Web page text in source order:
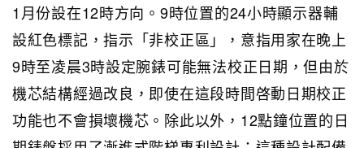
1月份設在12時方向。9時位置的24小時顯示器輔
設紅色標記，指示「非校正區」，意指用家在晚上
9時至凌晨3時設定腕錶可能無法校正日期，但由於
機芯結構經過改良，即使在這段時間啓動日期校正
功能也不會損壞機芯。除此以外，12點鐘位置的日